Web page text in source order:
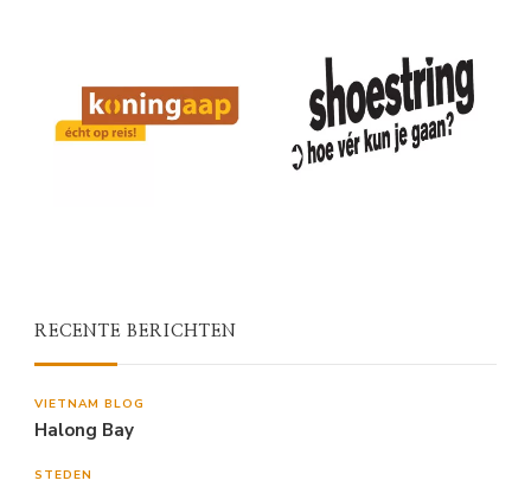
RECENTE BERICHTEN
VIETNAM BLOG
Halong Bay
STEDEN